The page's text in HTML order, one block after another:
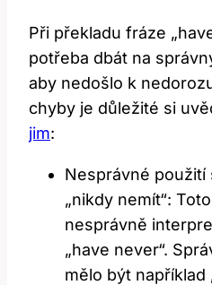
Při překladu fráze
potřeba dbát na
aby nedošlo k
chyby je důležité si
jim:
Nesprávné použití
„nikdy nemít“:
nesprávně
„have never“.
mělo být například